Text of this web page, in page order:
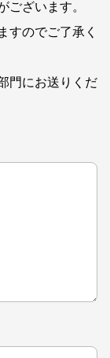
ございます。
すのでご了承く
門にお送りくだ